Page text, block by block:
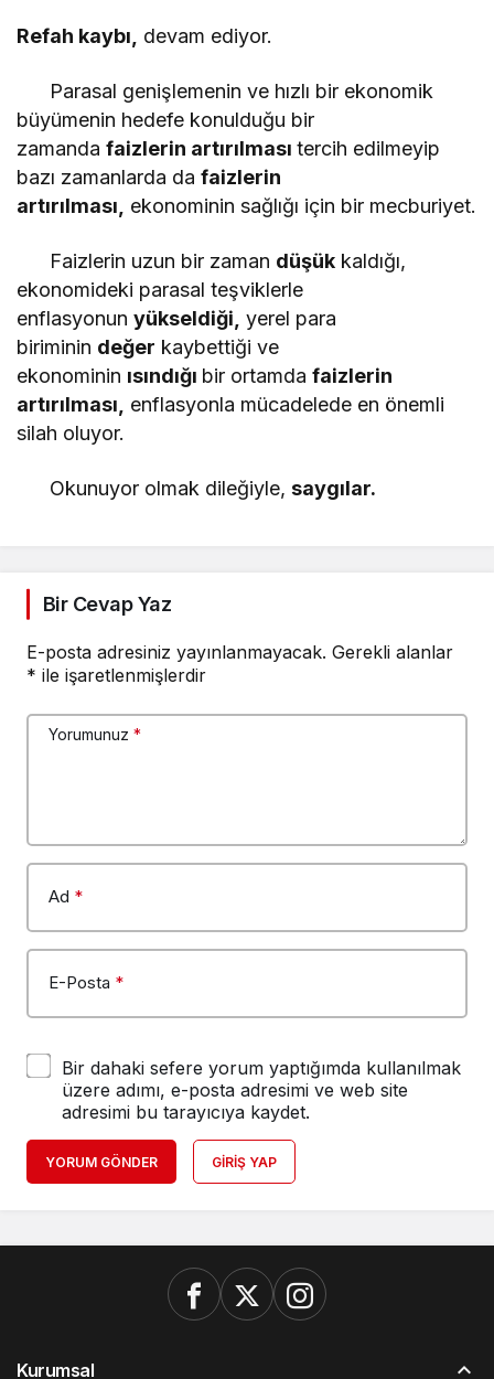
Refah kaybı, devam ediyor.
Parasal genişlemenin ve hızlı bir ekonomik
büyümenin hedefe konulduğu bir
zamandafaizlerin artırılmasıtercih edilmeyip
bazı zamanlarda dafaizlerin
artırılması,
ekonominin sağlığı için bir mecburiyet.
Faizlerin uzun bir zaman düşük kaldığı,
ekonomideki parasal teşviklerle
enflasyonunyükseldiği, yerel para
biriminin değer kaybettiği ve
ekonominin ısındığı bir ortamdafaizlerin
artırılması,
enflasyonla mücadelede en önemli
silah oluyor.
Okunuyor olmak dileğiyle,saygılar.
Bir Cevap Yaz
E-posta adresiniz yayınlanmayacak. Gerekli alanlar
* ile işaretlenmişlerdir
Yorumunuz *
Ad *
E-Posta *
Bir dahaki sefere yorum yaptığımda kullanılmak
üzere adımı, e-posta adresimi ve web site
adresimi bu tarayıcıya kaydet.
YORUM GÖNDER GIRIŞ YAP
Kurumsal